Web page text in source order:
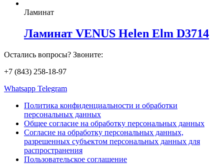
Ламинат
Ламинат VENUS Helen Elm D3714
Остались вопросы? Звоните:
+7 (843) 258-18-97
Whatsapp Telegram
Политика конфиденциальности и обработки
персональных данных
Общее согласие на обработку персональных данных
Согласие на обработку персональных данных,
разрешенных субъектом персональных данных для
распространения
Пользовательское соглашение